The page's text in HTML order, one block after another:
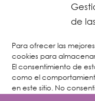
de
Para ofrecer las
cookies para
El consentimiento de
como el
en este sitio. No
#EnColectiva
parte del
refugiadas,
victimas
Género.